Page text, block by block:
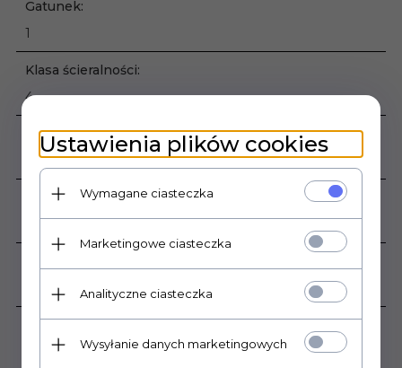
Gatunek:
1
Klasa ścieralności:
4
Mrozoodporność:
Tak
Ilość sztuk w opakowaniu:
Rodzaj powierzchni:
Lappato
Ustawienia plików cookies
Wymagane ciasteczka
Marketingowe ciasteczka
Analityczne ciasteczka
Wysyłanie danych marketingowych